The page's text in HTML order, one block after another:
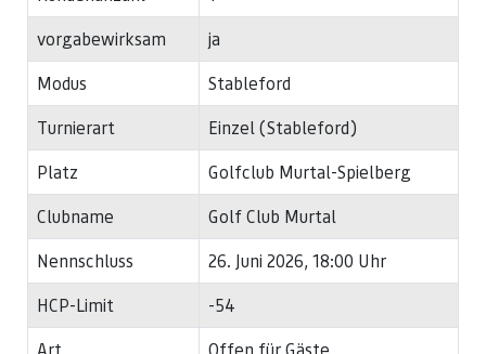
vorgabewirksam
ja
Modus
Stableford
Turnierart
Einzel (Stableford)
Platz
Golfclub Murtal-Spielberg
Clubname
Golf Club Murtal
Nennschluss
26. Juni 2026, 18:00 Uhr
HCP-Limit
-54
Art
Offen für Gäste